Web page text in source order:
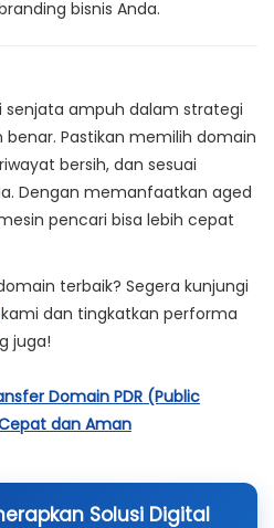
bisnis Anda.
senjata ampuh dalam strategi
benar. Pastikan memilih domain
bersih, dan sesuai
Dengan memanfaatkan aged
pencari bisa lebih cepat
terbaik? Segera kunjungi
kami dan tingkatkan performa
juga!
Domain PDR (Public
dan Aman
Solusi Digital